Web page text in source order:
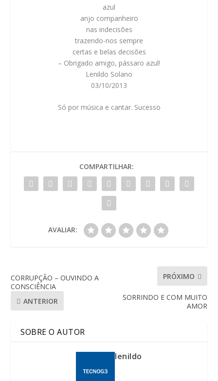
azul
anjo companheiro
nas indecisões
trazendo-nos sempre
certas e belas decisões
– Obrigado amigo, pássaro azul!
Lenildo Solano
03/10/2013
Só por música e cantar. Sucesso
COMPARTILHAR:
AVALIAR:
CORRUPÇÃO – OUVINDO A
CONSCIÊNCIA
ANTERIOR
PRÓXIMO
SORRINDO E COM MUITO
AMOR
SOBRE O AUTOR
lenildo